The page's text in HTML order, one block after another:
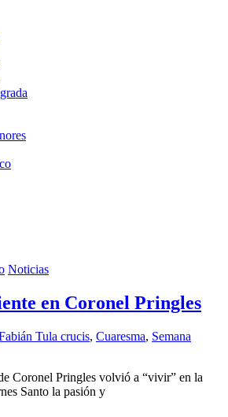
Noticias
en Coronel Pringles
Tula crucis, Cuaresma, Semana
Coronel Pringles volvió a “vivir” en la
Santo la pasión y